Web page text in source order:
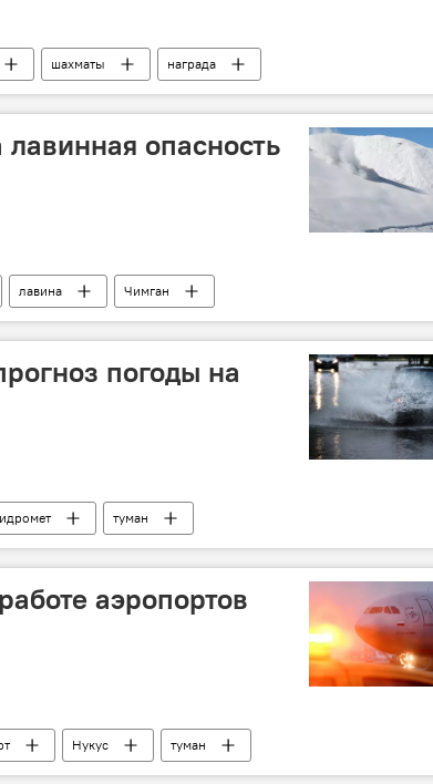
шахматы
награда
опасность
лавина Чимган
погоды на
туман
аэропортов
Нукус туман